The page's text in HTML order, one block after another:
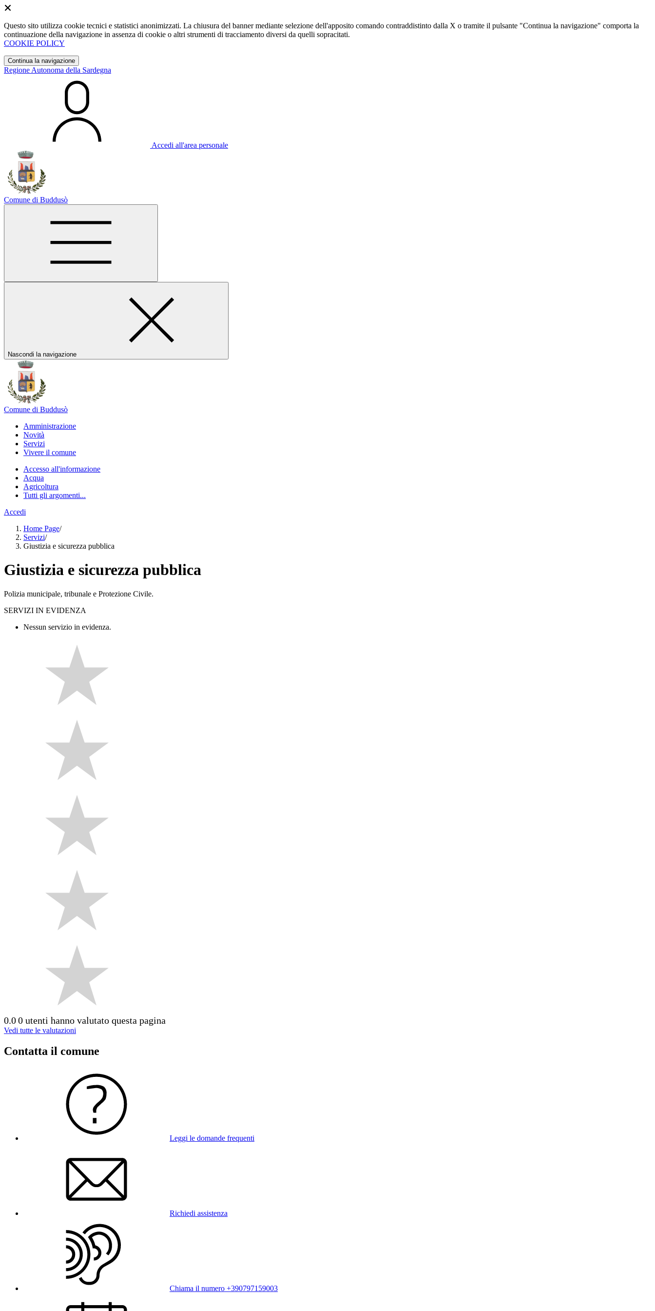
Questo sito utilizza cookie tecnici e statistici anonimizzati. La chiusura del banner mediante selezione dell'apposito comando contraddistinto dalla X o tramite il pulsante "Continua la navigazione" comporta la
continuazione della navigazione in assenza di cookie o altri strumenti di tracciamento diversi da quelli sopracitati.
COOKIE POLICY
Continua la navigazione
Regione Autonoma della Sardegna
Accedi all'area personale
Comune di Buddusò
Nascondi la navigazione
Comune di Buddusò
Amministrazione
Novità
Servizi
Vivere il comune
Accesso all'informazione
Acqua
Agricoltura
Tutti gli argomenti...
Accedi
Home Page/
Servizi/
Giustizia e sicurezza pubblica
Giustizia e sicurezza pubblica
Polizia municipale, tribunale e Protezione Civile.
SERVIZI IN EVIDENZA
Nessun servizio in evidenza.
0.00 utenti hanno valutato questa pagina
Vedi tutte le valutazioni
Contatta il comune
Leggi le domande frequenti
Richiedi assistenza
Chiama il numero +390797159003